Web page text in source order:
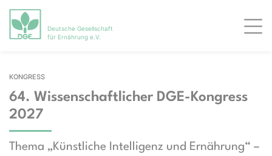
Deutsche Gesellschaft
für Ernährung e.V.
KONGRESS
64. Wissenschaftlicher DGE-Kongress
2027
Thema „Künstliche Intelligenz und Ernährung“ –